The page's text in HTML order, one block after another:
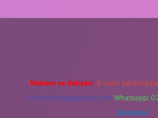
Reklam ve İletişim: E-mail:
forumhizmeti@gmail.com Whatsapp:
@karabul